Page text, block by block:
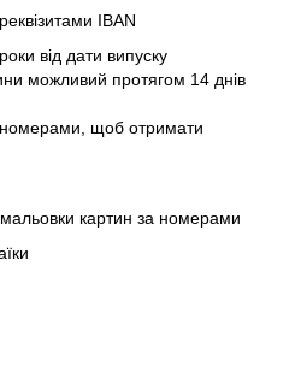
IBAN
від дати випуску
можливий протягом 14 днів
номерами, щоб отримати
картин за номерами